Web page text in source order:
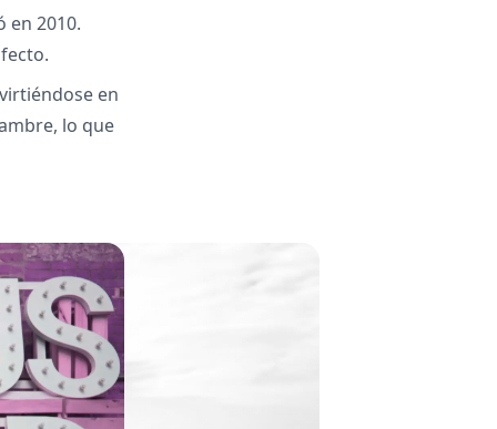
en 2010.
en
lo que